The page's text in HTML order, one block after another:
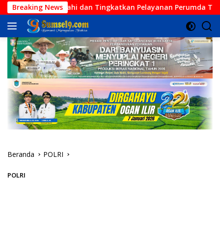
Langsung
ke
konten
Breaking News
Benahi dan Tingkatkan Pelayanan Perumda Tirta Agung
Beranda POLRI
POLRI